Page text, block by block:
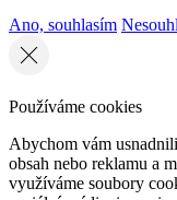
Ano, souhlasím
Používáme cookies
Abychom vám
obsah nebo reklamu a
využíváme soubory